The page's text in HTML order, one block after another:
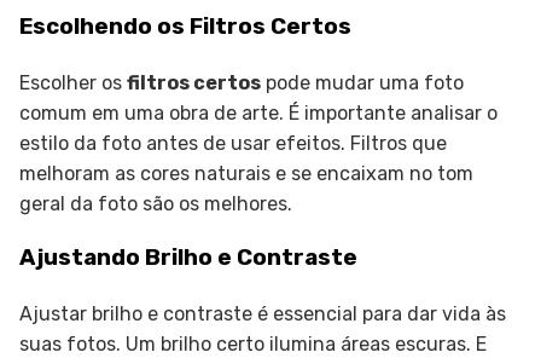
Escolhendo os Filtros Certos
Escolher os filtros certos pode mudar uma foto
comum em uma obra de arte. É importante analisar o
estilo da foto antes de usar efeitos. Filtros que
melhoram as cores naturais e se encaixam no tom
geral da foto são os melhores.
Ajustando Brilho e Contraste
Ajustar brilho e contraste é essencial para dar vida às
suas fotos. Um brilho certo ilumina áreas escuras. E